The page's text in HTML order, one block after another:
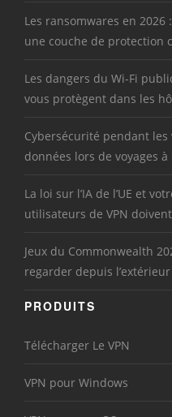
Les ransomwares en
une couche de protection
Les dangers du Wi-Fi
vous protègent dans les
Cybersécurité pendant les
données lors de voyages à
La loi sur l’IA de l’UE et
utilisateurs de VPN
Jeux du Commonwealth
regarder depuis
PRODUITS
Télécharger Le VPN
VPN pour Windows